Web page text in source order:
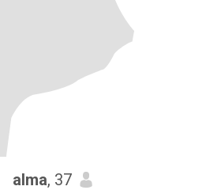
alma, 37